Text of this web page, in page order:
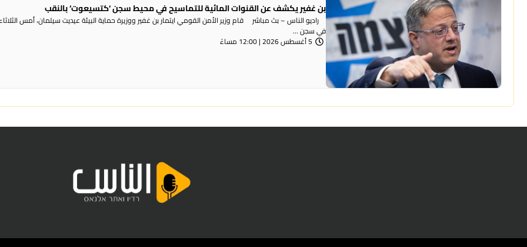
بن غفير يكشف عن القنوات المائية للتماسيح في محيط سجن ‘كتسيعوت‘ بالنقب
راديو الناس – بث مباشر قام وزير الأمن القومي ايتمار بن غفير ووزيرة حماية البيئة عيديت سيلمان، أمس
في سجن ...
5 أغسطس 2026 | 12:00 مساءً